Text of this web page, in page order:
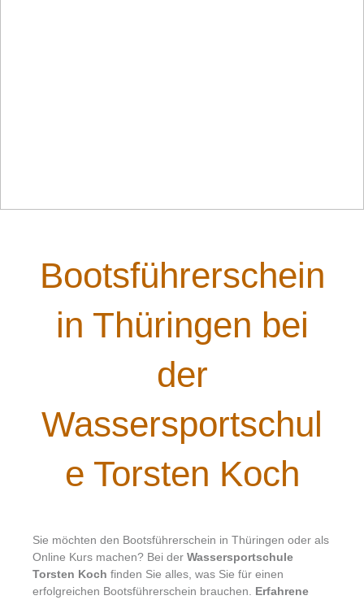
Bootsführerschein
in Thüringen bei
der
Wassersportschul
e Torsten Koch
Sie möchten den Bootsführerschein in Thüringen oder als
Online Kurs machen? Bei der Wassersportschule
Torsten Koch finden Sie alles, was Sie für einen
erfolgreichen Bootsführerschein brauchen. Erfahrene